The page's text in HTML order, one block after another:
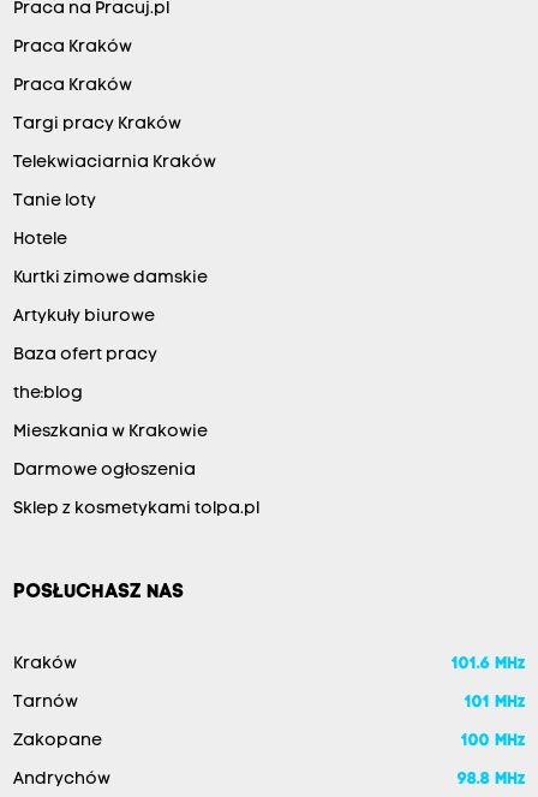
Praca na Pracuj.pl
Praca Kraków
Praca Kraków
Targi pracy Kraków
Telekwiaciarnia Kraków
Tanie loty
Hotele
Kurtki zimowe damskie
Artykuły biurowe
Baza ofert pracy
the:blog
Mieszkania w Krakowie
Darmowe ogłoszenia
Sklep z kosmetykami tolpa.pl
POSŁUCHASZ NAS
Kraków 101.6 MHz
Tarnów 101 MHz
Zakopane 100 MHz
Andrychów 98.8 MHz